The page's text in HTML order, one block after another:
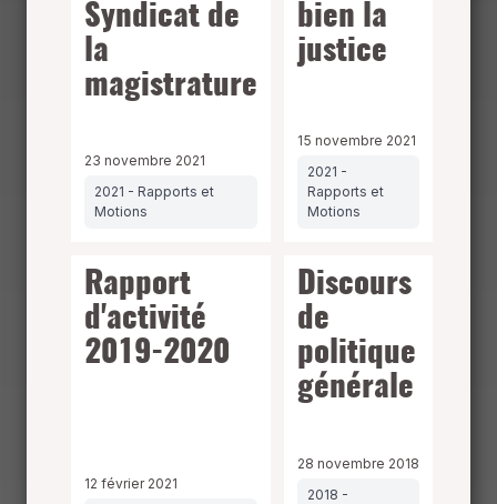
Syndicat de
la
magistrature
23 novembre 2021
2021 - Rapports et
Motions
bien la
justice
15 novembre 2021
2021 -
Rapports et
Motions
Rapport
d'activité
2019-2020
12 février 2021
Discours
de
politique
générale
28 novembre 2018
2018 -